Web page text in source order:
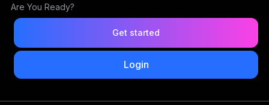
Are You Ready?
Get started
Login